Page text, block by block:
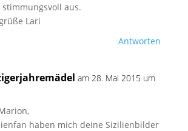
aus.
Lari
Antworten
am 28. Mai 2015 um
haben mich deine Sizilienbilder